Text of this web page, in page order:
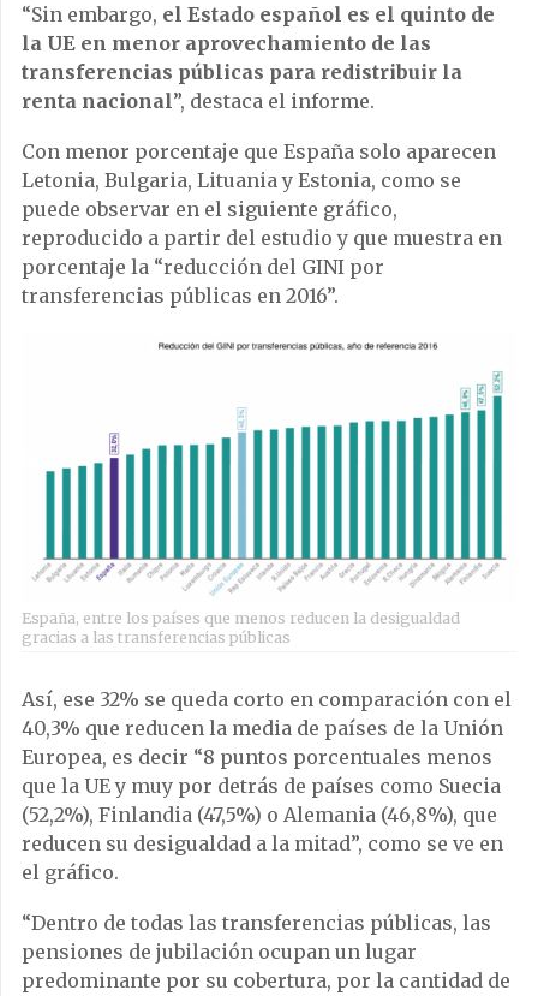
“Sin embargo, el Estado español es el quinto de
la UE en menor aprovechamiento de las
transferencias públicas para redistribuir la
renta nacional”, destaca el informe.
Con menor porcentaje que España solo aparecen
Letonia, Bulgaria, Lituania y Estonia, como se
puede observar en el siguiente gráfico,
reproducido a partir del estudio y que muestra en
porcentaje la “reducción del GINI por
transferencias públicas en 2016”.
España, entre los países que menos reducen la desigualdad
gracias a las transferencias públicas
Así, ese 32% se queda corto en comparación con el
40,3% que reducen la media de países de la Unión
Europea, es decir “8 puntos porcentuales menos
que la UE y muy por detrás de países como Suecia
(52,2%), Finlandia (47,5%) o Alemania (46,8%), que
reducen su desigualdad a la mitad”, como se ve en
el gráfico.
“Dentro de todas las transferencias públicas, las
pensiones de jubilación ocupan un lugar
predominante por su cobertura, por la cantidad de